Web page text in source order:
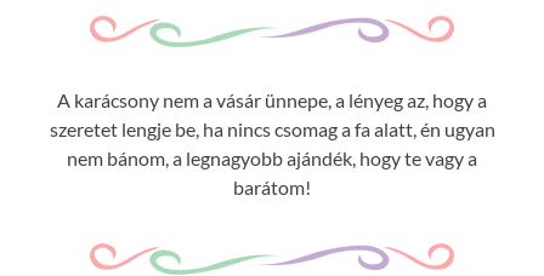
A karácsony nem a vásár ünnepe, a lényeg az, hogy a
szeretet lengje be, ha nincs csomag a fa alatt, én ugyan
nem bánom, a legnagyobb ajándék, hogy te vagy a
barátom!